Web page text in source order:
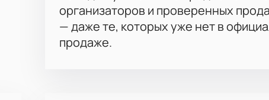
организаторов и проверенных
— даже те, которых уже нет в
продаже.